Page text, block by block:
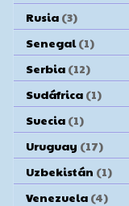
Rusia (3)
Senegal (1)
Serbia (12)
Sudáfrica (1)
Suecia (1)
Uruguay (17)
Uzbekistán (1)
Venezuela (4)